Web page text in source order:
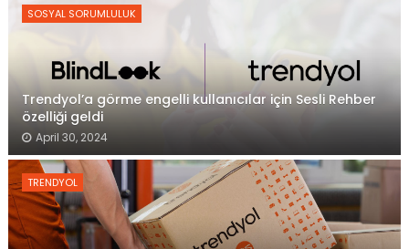
SOSYAL SORUMLULUK
Trendyol’a görme engelli kullanıcılar için Sesli Rehber
özelliği geldi
April 30, 2024
TRENDYOL